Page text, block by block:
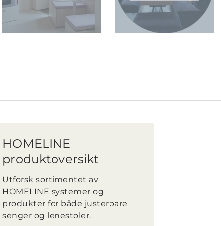
HOMELINE
produktoversikt
Utforsk sortimentet av
HOMELINE systemer og
produkter for både justerbare
senger og lenestoler.